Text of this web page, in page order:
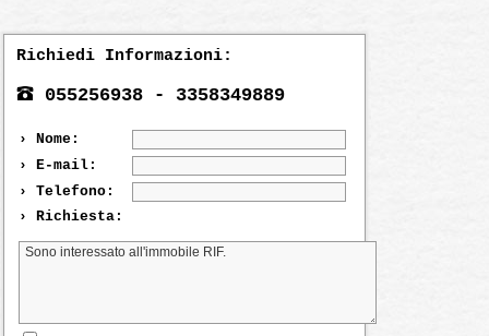
Richiedi Informazioni:
055256938 - 3358349889
› Nome:
› E-mail:
› Telefono:
› Richiesta: